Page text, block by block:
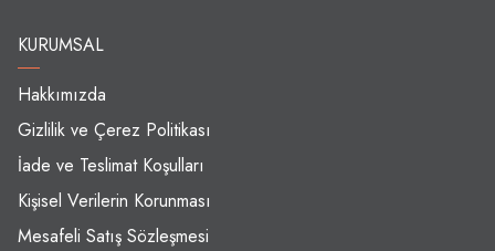
KURUMSAL
Hakkımızda
Gizlilik ve Çerez Politikası
İade ve Teslimat Koşulları
Kişisel Verilerin Korunması
Mesafeli Satış Sözleşmesi